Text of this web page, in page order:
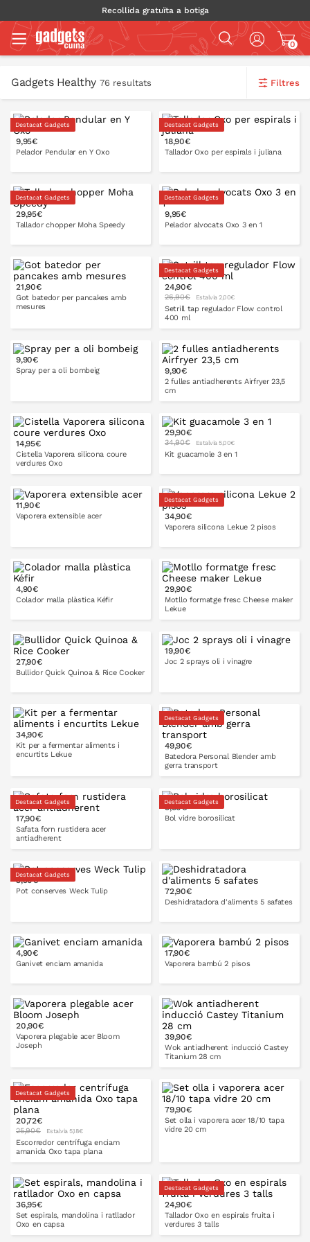
Recollida gratuïta a botiga
0
Gadgets Healthy 76 resultats Filtres
Destacat Gadgets
9,95€
Pelador Pendular en Y Oxo
A LA CISTELLA
Destacat Gadgets
18,90€
Tallador Oxo per espirals i juliana
A LA CISTELLA
Destacat Gadgets
29,95€
Tallador chopper Moha Speedy
A LA CISTELLA
Destacat Gadgets
9,95€
Pelador alvocats Oxo 3 en 1
21,90€
Got batedor per pancakes amb
mesures
A LA CISTELLA
Destacat Gadgets
24,90€
26,90€ Estalvia 2,00€
Setrill tap regulador Flow control
400 ml
A LA CISTELLA
9,90€
Spray per a oli bombeig
A LA CISTELLA
9,90€
2 fulles antiadherents Airfryer 23,5
cm
A LA CISTELLA
14,95€
Cistella Vaporera silicona coure
verdures Oxo
29,90€
34,90€ Estalvia 5,00€
Kit guacamole 3 en 1
A LA CISTELLA
11,90€
Vaporera extensible acer
Destacat Gadgets
34,90€
Vaporera silicona Lekue 2 pisos
22 cm 27,5 cm
4,90€
Colador malla plàstica Kéfir
10 cm 14 cm
8 cm
29,90€
Motllo formatge fresc Cheese maker
Lekue
A LA CISTELLA
27,90€
Bullidor Quick Quinoa & Rice Cooker
A LA CISTELLA
19,90€
Joc 2 sprays oli i vinagre
A LA CISTELLA
34,90€
Kit per a fermentar aliments i
encurtits Lekue
A LA CISTELLA
Destacat Gadgets
49,90€
Batedora Personal Blender amb
gerra transport
Destacat Gadgets
17,90€
Safata forn rustidera acer
antiadherent
20x14 cm
30x22
35x26
cm
Destacat Gadgets
5,90€
Bol vidre borosilicat
11,5 cm
18,5 cm 22 cm
Destacat Gadgets
3,50€
Pot conserves Weck Tulip
1 l 1,75 l
220 ml 370 ml
72,90€
Deshidratadora d'aliments 5 safates
A LA CISTELLA
4,90€
Ganivet enciam amanida
A LA CISTELLA
17,90€
Vaporera bambú 2 pisos
20 cm
20,90€
Vaporera plegable acer Bloom
Joseph
A LA CISTELLA
39,90€
Wok antiadherent inducció Castey
Titanium 28 cm
A LA CISTELLA
Destacat Gadgets
20,72€
25,90€ Estalvia 5,18€
Escorredor centrífuga enciam
amanida Oxo tapa plana
27 cm
79,90€
Set olla i vaporera acer 18/10 tapa
vidre 20 cm
A LA CISTELLA
36,95€
Set espirals, mandolina i ratllador
Oxo en capsa
Destacat Gadgets
24,90€
Tallador Oxo en espirals fruita i
verdures 3 talls